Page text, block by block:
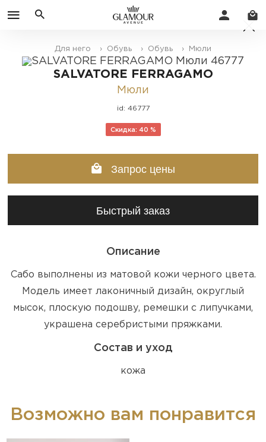
Для него › Обувь › Обувь › Мюли
SALVATORE FERRAGAMO
Мюли
id: 46777
Скидка: 40 %
Запрос цены
Быстрый заказ
Описание
Сабо выполнены из матовой кожи черного цвета.
Модель имеет лаконичный дизайн, округлый
мысок, плоскую подошву, ремешки с липучками,
украшена серебристыми пряжками.
Состав и уход
кожа
Возможно вам понравится